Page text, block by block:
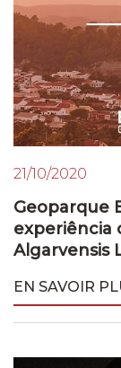
21/10/2020
Geoparque
experiência
Algarvensis
EN SAVOIR